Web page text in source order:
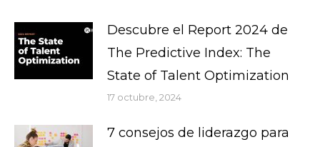
Descubre el Report 2024 de
The Predictive Index: The
State of Talent Optimization
17 octubre, 2024
7 consejos de liderazgo para